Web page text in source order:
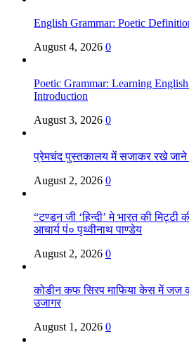
English Grammar: Poetic
August 4, 2026 0
Poetic Grammar: Learning
Introduction
August 3, 2026 0
प्रेमचंद पुस्तकालय में सजाकर रखे जाने
August 2, 2026 0
“टण्डन जी ‘हिन्दी’ मे भारत की
आचार्य पं० पृथ्वीनाथ पाण्डेय
August 2, 2026 0
कोडीन कफ सिरप माफिया केस में जज
उजागर
August 1, 2026 0